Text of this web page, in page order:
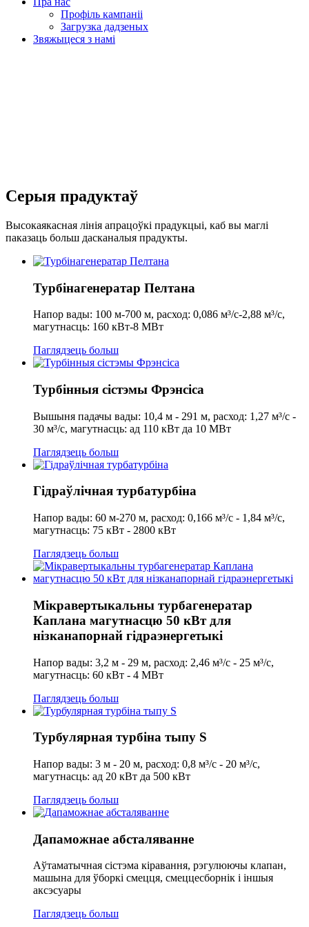
Профіль кампаніі
Загрузка дадзеных
Звяжыцеся з намі
Серыя прадуктаў
Высокаякасная лінія апрацоўкі прадукцыі, каб вы маглі
паказаць больш дасканалыя прадукты.
Турбінагенератар Пелтана
Напор вады: 100 м-700 м, расход: 0,086 м³/с-2,88 м³/с,
магутнасць: 160 кВт-8 МВт
Паглядзець больш
Турбінныя сістэмы Фрэнсіса
Вышыня падачы вады: 10,4 м - 291 м, расход: 1,27 м³/с -
30 м³/с, магутнасць: ад 110 кВт да 10 МВт
Паглядзець больш
Гідраўлічная турбатурбіна
Напор вады: 60 м-270 м, расход: 0,166 м³/с - 1,84 м³/с,
магутнасць: 75 кВт - 2800 кВт
Паглядзець больш
Мікравертыкальны турбагенератар
Каплана магутнасцю 50 кВт для
нізканапорнай гідраэнергетыкі
Напор вады: 3,2 м - 29 м, расход: 2,46 м³/с - 25 м³/с,
магутнасць: 60 кВт - 4 МВт
Паглядзець больш
Турбулярная турбіна тыпу S
Напор вады: 3 м - 20 м, расход: 0,8 м³/с - 20 м³/с,
магутнасць: ад 20 кВт да 500 кВт
Паглядзець больш
Дапаможнае абсталяванне
Аўтаматычная сістэма кіравання, рэгулюючы клапан,
машына для ўборкі смецця, смеццесборнік і іншыя
аксэсуары
Паглядзець больш